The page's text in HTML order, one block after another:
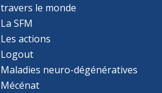
travers le monde
La SFM
Les actions
Logout
Maladies neuro-dégénératives
Mécénat